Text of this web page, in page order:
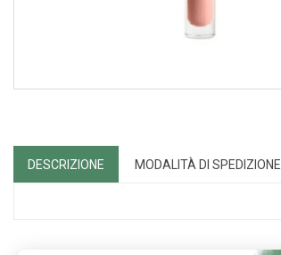
DESCRIZIONE MODALITÀ DI SPEDIZIONE